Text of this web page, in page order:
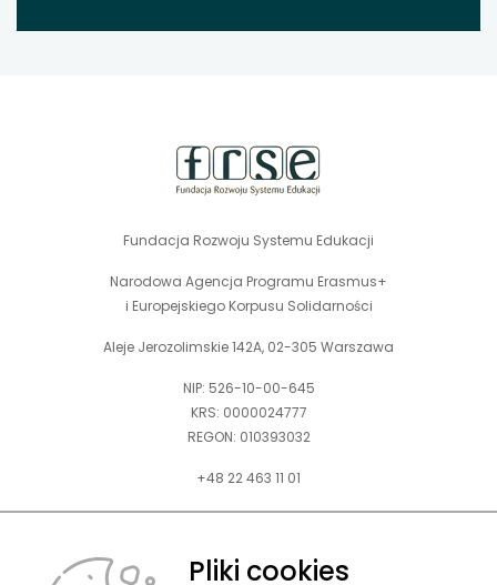
Fundacja Rozwoju Systemu Edukacji
Narodowa Agencja Programu Erasmus+
i Europejskiego Korpusu Solidarności
Aleje Jerozolimskie 142A, 02-305 Warszawa
NIP: 526-10-00-645
KRS: 0000024777
REGON: 010393032
+48 22 463 11 01
Zapraszamy do kontaktu telefonicznego w godz. 9-15.
Pliki cookies